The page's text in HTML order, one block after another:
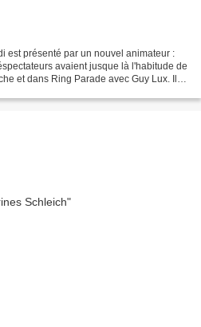
est présenté par un nouvel animateur :
avaient jusque là l'habitude de
et dans Ring Parade avec Guy Lux. Il